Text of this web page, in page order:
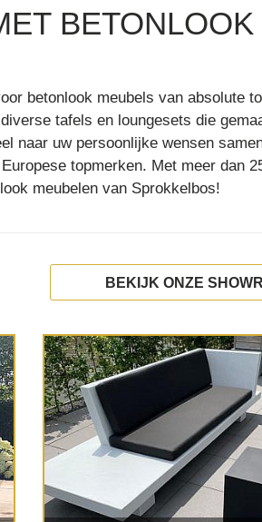
betonlook meubels van absolute
tafels en loungesets die
naar uw persoonlijke wensen
topmerken. Met meer dan
meubelen van Sprokkelbos!
BEKIJK ONZE